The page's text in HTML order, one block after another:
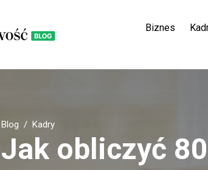
Biznes
Blog Kadry
Jak obliczyć